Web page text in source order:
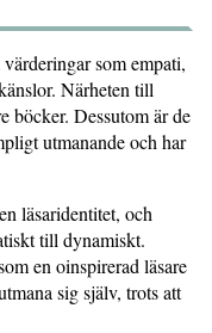
som empati,
Närheten till
böcker. Dessutom är de
utmanande och har
läsaridentitet, och
till dynamiskt.
en oinspirerad läsare
sig själv, trots att